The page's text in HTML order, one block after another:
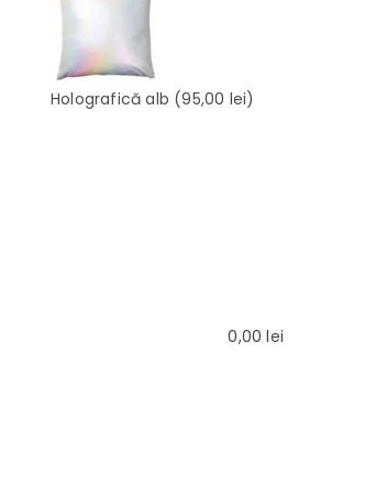
Holografică alb (95,00 lei)
0,00lei